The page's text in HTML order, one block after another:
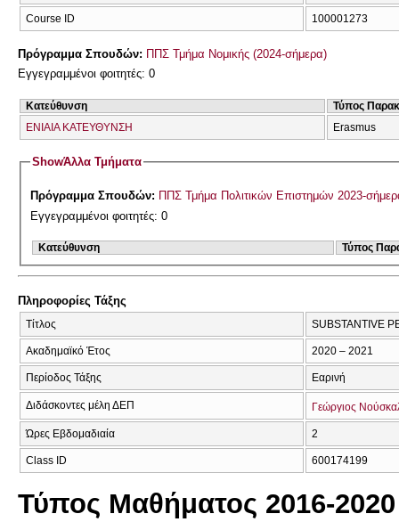
Course ID 100001273
Πρόγραμμα Σπουδών: ΠΠΣ Τμήμα Νομικής (2024-σήμερα)
Εγγεγραμμένοι φοιτητές: 0
Κατεύθυνση
Τύπος
ΕΝΙΑΙΑ ΚΑΤΕΥΘΥΝΣΗ
Erasmus
ShowΆλλα Τμήματα
Πρόγραμμα Σπουδών: ΠΠΣ Τμήμα Πολιτικών Επιστημών 2023-
Εγγεγραμμένοι φοιτητές: 0
Κατεύθυνση Τύπος
Πληροφορίες Τάξης
Τίτλος SUBSTANTIVE
Ακαδημαϊκό Έτος 2020 – 2021
Περίοδος Τάξης Εαρινή
Διδάσκοντες μέλη ΔΕΠ Γεώργιος
Ώρες Εβδομαδιαία 2
Class ID 600174199
Τύπος Μαθήματος 2016-2020